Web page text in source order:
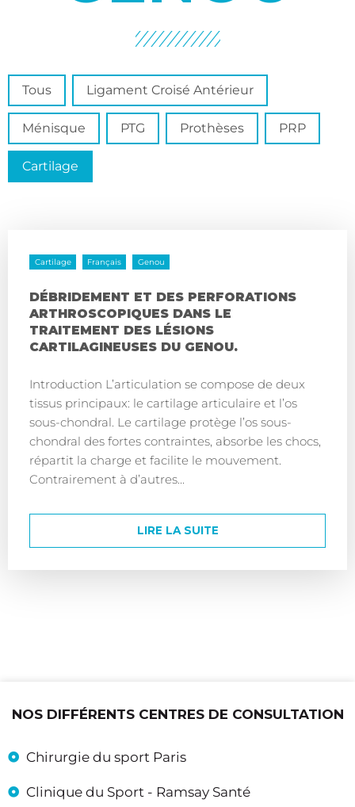
FR Spécialité Genou
Tous Ligament Croisé Antérieur
Ménisque PTG Prothèses PRP
Cartilage
Cartilage Français Genou
DÉBRIDEMENT ET DES PERFORATIONS
ARTHROSCOPIQUES DANS LE
TRAITEMENT DES LÉSIONS
CARTILAGINEUSES DU GENOU.
Introduction L’articulation se compose de deux
tissus principaux: le cartilage articulaire et l’os
sous-chondral. Le cartilage protège l’os sous-
chondral des fortes contraintes, absorbe les chocs,
répartit la charge et facilite le mouvement.
Contrairement à d’autres...
LIRE LA SUITE
NOS DIFFÉRENTS CENTRES DE CONSULTATION
Chirurgie du sport Paris
Clinique du Sport - Ramsay Santé